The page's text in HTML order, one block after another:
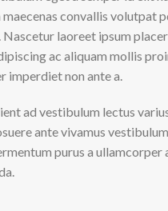
maecenas convallis volutpat
Nascetur laoreet ipsum
ac aliquam mollis
imperdiet non ante a.
ad vestibulum lectus
ante vivamus
purus a ullamcorper